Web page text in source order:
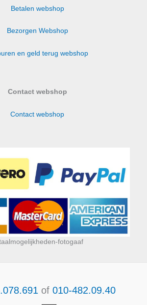
Betalen webshop
Bezorgen Webshop
en geld terug webshop
Contact webshop
Contact webshop
fotogaaf
of 010-482.09.40